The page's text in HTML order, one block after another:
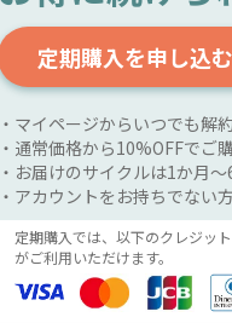
定期購入を申し込
・マイページからいつでも解
・通常価格から10%OFFでご
・お届けのサイクルは1か月
・アカウントをお持ちでない
定期購入では、以下のクレジッ
がご利用いただけます。